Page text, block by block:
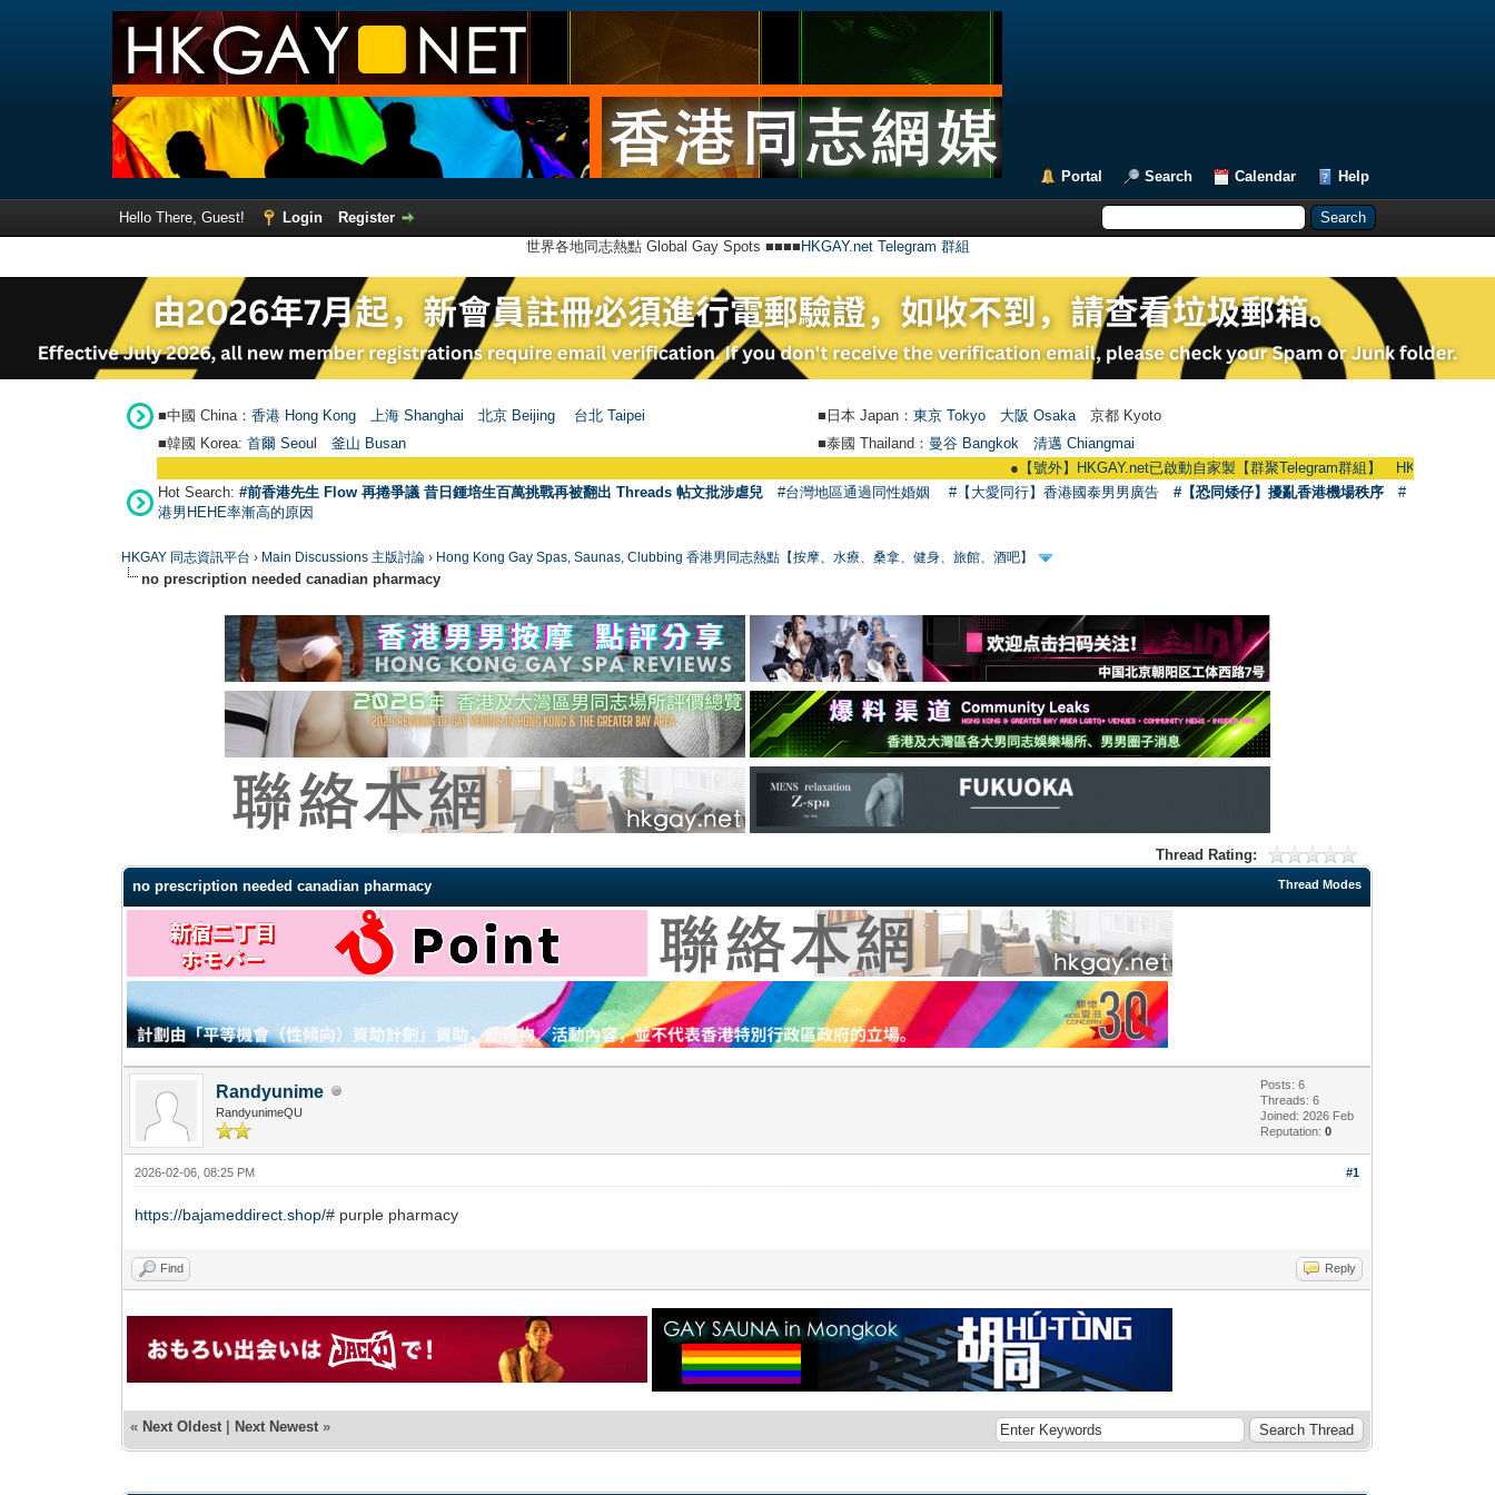
Portal Search Calendar Help
Hello There, Guest! Login
Register
世界各地同志熱點 Global Gay Spots ■■■■ HKGAY.net Telegram 群組
■中國 China： 香港 Hong Kong 上海 Shanghai 北京 Beijing 台北 Taipei ■日本 Japan： 東京 Tokyo 大阪 Osaka 京都 Kyoto
■韓國 Korea: 首爾 Seou 釜山 Busan ■泰國 Thailand： 曼谷 Bangkok
清邁 Chiangmai
【號外】HKGAY.net已啟動自家製【群聚Telegram群組】 HKGAY.net has
Hot Search: #前香港先生 Flow 再捲爭議 昔日鍾培生百萬挑戰再被翻出 Threads 帖文批涉虐兒 #台灣地區通過同性婚姻 #【大愛同行】香港國泰男男廣告 #【恐同矮仔】擾亂香港機場秩序
#
港男HEHE率漸高的原因
HKGAY 同志資訊平台 › Main Discussions 主版討論 › Hong Kong Gay Spas, Saunas, Clubbing 香港男同志熱點【按摩、水療、桑拿、健身、旅館、酒吧】
no prescription needed canadian pharmacy
Thread Rating:
Thread Modes
no prescription needed canadian pharmacy
Randyunime
RandyunimeQU
Posts: 6
Threads: 6
Joined: 2026 Feb
Reputation:0
#1
2026-02-06, 08:25 PM
https://bajameddirect.shop/# purple pharmacy
Find Reply
« Next Oldest | Next Newest »